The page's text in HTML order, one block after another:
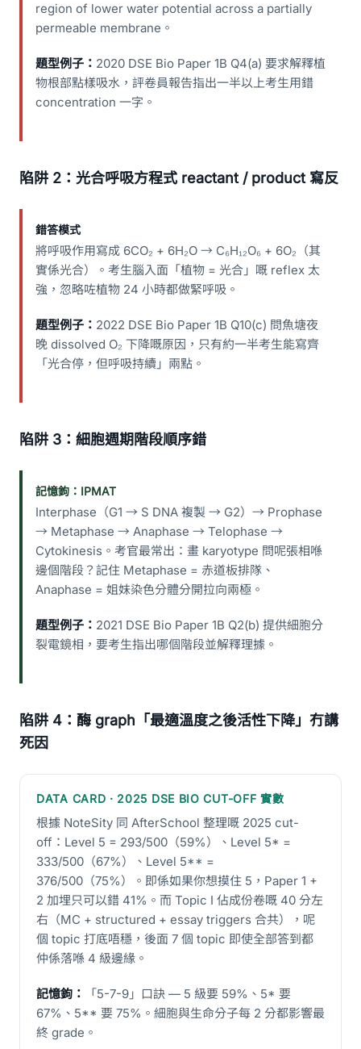
region of lower water potential across a partially
permeable membrane。
題型例子： 2020 DSE Bio Paper 1B Q4(a) 要求解釋植
物根部點樣吸水，評卷員報告指出一半以上考生用錯
concentration 一字。
陷阱 2：光合呼吸方程式 reactant / product 寫反
錯答模式
將呼吸作用寫成 6CO₂ + 6H₂O → C₆H₁₂O₆ + 6O₂（其
實係光合）。考生腦入面「植物 = 光合」嘅 reflex 太
強，忽略咗植物 24 小時都做緊呼吸。
題型例子： 2022 DSE Bio Paper 1B Q10(c) 問魚塘夜
晚 dissolved O₂ 下降嘅原因，只有約一半考生能寫齊
「光合停，但呼吸持續」兩點。
陷阱 3：細胞週期階段順序錯
記憶鉤：IPMAT
Interphase（G1 → S DNA 複製 → G2）→ Prophase
→ Metaphase → Anaphase → Telophase →
Cytokinesis。考官最常出：畫 karyotype 問呢張相喺
邊個階段？記住 Metaphase = 赤道板排隊、
Anaphase = 姐妹染色分體分開拉向兩極。
題型例子： 2021 DSE Bio Paper 1B Q2(b) 提供細胞分
裂電鏡相，要考生指出哪個階段並解釋理據。
陷阱 4：酶 graph「最適溫度之後活性下降」冇講
死因
DATA CARD · 2025 DSE BIO CUT-OFF 實數
根據 NoteSity 同 AfterSchool 整理嘅 2025 cut-
off：Level 5 = 293/500（59%）、Level 5* =
333/500（67%）、Level 5** =
376/500（75%）。即係如果你想摸住 5，Paper 1 +
2 加埋只可以錯 41%。而 Topic I 佔成份卷嘅 40 分左
右（MC + structured + essay triggers 合共），呢
個 topic 打底唔穩，後面 7 個 topic 即使全部答到都
仲係落喺 4 級邊緣。
記憶鉤：
「5-7-9」口訣 — 5 級要 59%、5* 要
67%、5** 要 75%。細胞與生命分子每 2 分都影響最
終 grade。